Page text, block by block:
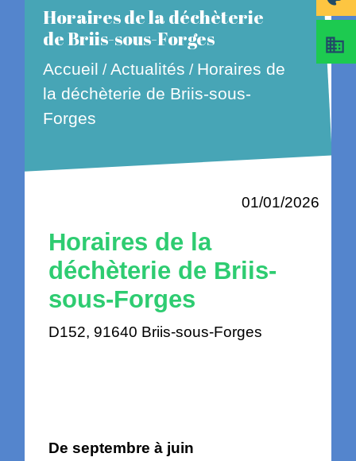
Horaires de la déchèterie
de Briis-sous-Forges
Accueil /Actualités / Horaires de
la déchèterie de Briis-sous-
Forges
01/01/2026
Horaires de la
déchèterie de Briis-
sous-Forges
D152, 91640 Briis-sous-Forges
De septembre à juin
business